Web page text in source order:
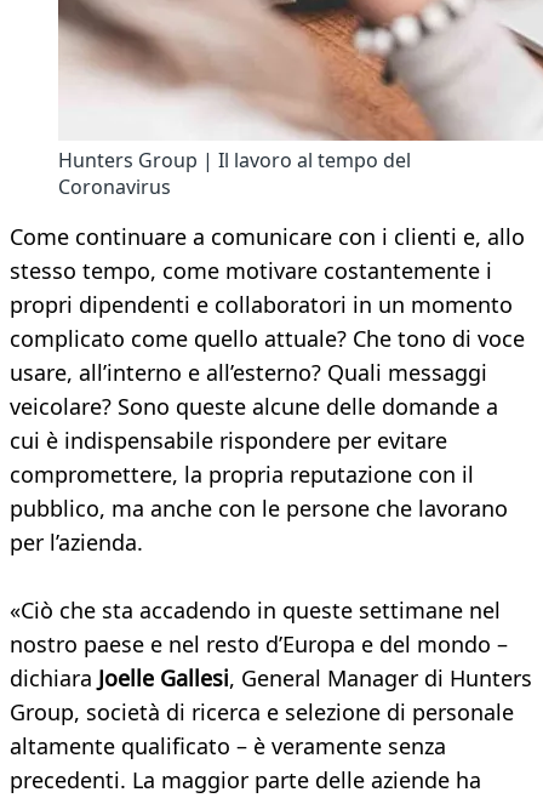
Hunters Group | Il lavoro al tempo del
Coronavirus
Come continuare a comunicare con i clienti e, allo
stesso tempo, come motivare costantemente i
propri dipendenti e collaboratori in un momento
complicato come quello attuale? Che tono di voce
usare, all’interno e all’esterno? Quali messaggi
veicolare? Sono queste alcune delle domande a
cui è indispensabile rispondere per evitare
compromettere, la propria reputazione con il
pubblico, ma anche con le persone che lavorano
per l’azienda.
«Ciò che sta accadendo in queste settimane nel
nostro paese e nel resto d’Europa e del mondo –
dichiara Joelle Gallesi, General Manager di Hunters
Group, società di ricerca e selezione di personale
altamente qualificato – è veramente senza
precedenti. La maggior parte delle aziende ha